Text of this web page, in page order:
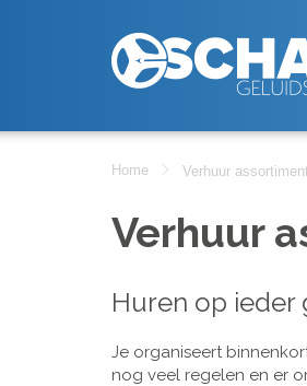
Home Verhuur assortiment
Verhuur
Huren op ieder
Je organiseert
nog veel regelen en er